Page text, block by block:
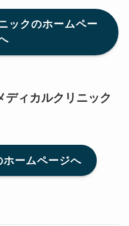
ックのホームペー
ィカルクリニック
ホームページへ